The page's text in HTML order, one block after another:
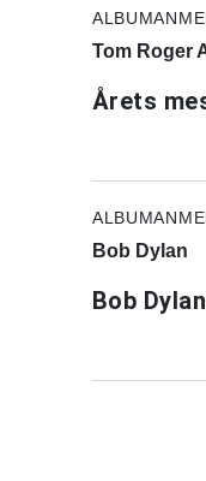
Tom Roger
Årets
Bob Dylan
Bob